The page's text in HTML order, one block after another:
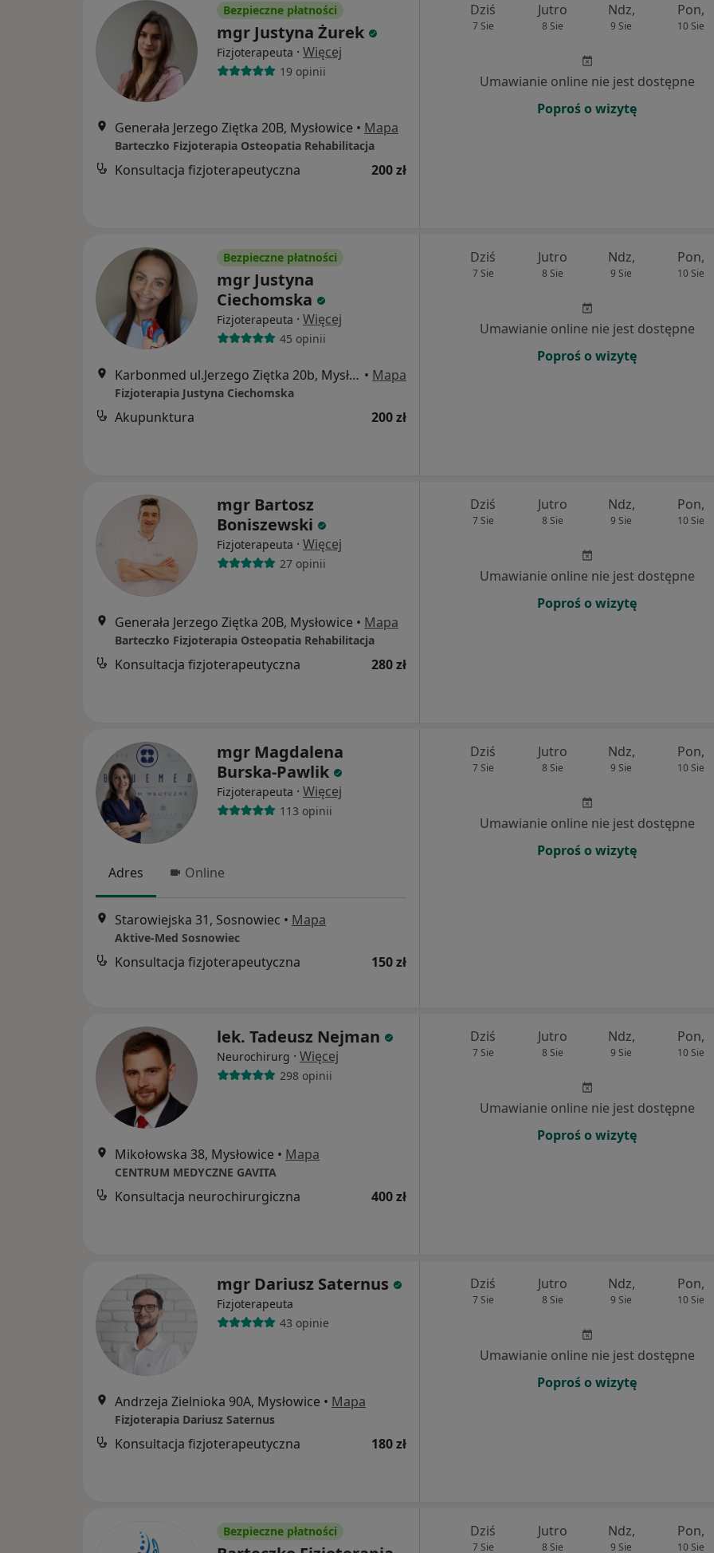
Bezpieczne płatności
mgr Justyna Żurek
Fizjoterapeuta · Więcej
19 opinii
Generała Jerzego Ziętka 20B, Mysłowice • Mapa
Barteczko Fizjoterapia Osteopatia Rehabilitacja
Konsultacja fizjoterapeutyczna 200 zł
Dziś
7 Sie
Jutro
8 Sie
Ndz,
9 Sie
Pon,
10 Sie
Umawianie online nie jest dostępne
Poproś o wizytę
Bezpieczne płatności
mgr Justyna
Ciechomska
Fizjoterapeuta · Więcej
45 opinii
Karbonmed ul.Jerzego Ziętka 20b, Mysłowice • Mapa
Fizjoterapia Justyna Ciechomska
Akupunktura 200 zł
Dziś
7 Sie
Jutro
8 Sie
Ndz,
9 Sie
Pon,
10 Sie
Umawianie online nie jest dostępne
Poproś o wizytę
mgr Bartosz
Boniszewski
Fizjoterapeuta · Więcej
27 opinii
Generała Jerzego Ziętka 20B, Mysłowice • Mapa
Barteczko Fizjoterapia Osteopatia Rehabilitacja
Konsultacja fizjoterapeutyczna 280 zł
Dziś
7 Sie
Jutro
8 Sie
Ndz,
9 Sie
Pon,
10 Sie
Umawianie online nie jest dostępne
Poproś o wizytę
mgr Magdalena
Burska-Pawlik
Fizjoterapeuta · Więcej
113 opinii
Adres Online
Starowiejska 31, Sosnowiec • Mapa
Aktive-Med Sosnowiec
Konsultacja fizjoterapeutyczna 150 zł
Dziś
7 Sie
Jutro
8 Sie
Ndz,
9 Sie
Pon,
10 Sie
Umawianie online nie jest dostępne
Poproś o wizytę
lek. Tadeusz Nejman
Neurochirurg · Więcej
298 opinii
Mikołowska 38, Mysłowice • Mapa
CENTRUM MEDYCZNE GAVITA
Konsultacja neurochirurgiczna 400 zł
Dziś
7 Sie
Jutro
8 Sie
Ndz,
9 Sie
Pon,
10 Sie
Umawianie online nie jest dostępne
Poproś o wizytę
mgr Dariusz Saternus
Fizjoterapeuta
43 opinie
Andrzeja Zielnioka 90A, Mysłowice • Mapa
Fizjoterapia Dariusz Saternus
Konsultacja fizjoterapeutyczna 180 zł
Dziś
7 Sie
Jutro
8 Sie
Ndz,
9 Sie
Pon,
10 Sie
Umawianie online nie jest dostępne
Poproś o wizytę
Bezpieczne płatności Dziś
7 Sie
Jutro
8 Sie
Ndz,
9 Sie
Pon,
10 Sie